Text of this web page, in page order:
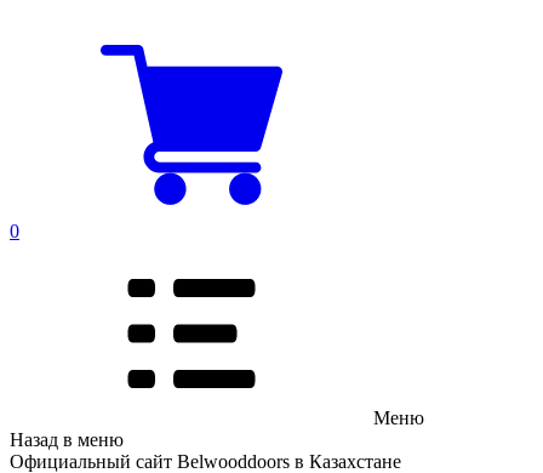
0
Меню
Назад в меню
Официальный сайт Belwooddoors в Казахстане